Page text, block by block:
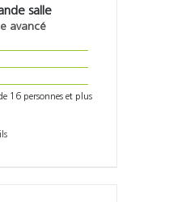
salle
avancé
16 personnes et plus